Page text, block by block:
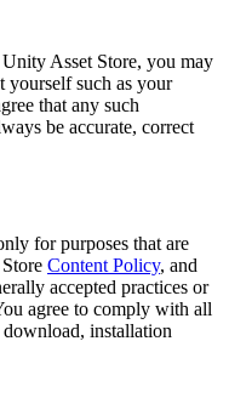
Asset Store, you may
yourself such as your
that any such
be accurate, correct
for purposes that are
Content Policy, and
accepted practices or
agree to comply with all
installation